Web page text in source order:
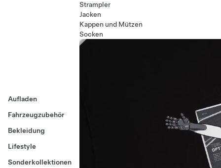
Aufladen
Fahrzeugzubehör
Bekleidung
Lifestyle
Sonderkollektionen
Strampler
Jacken
Kappen und Mützen
Socken